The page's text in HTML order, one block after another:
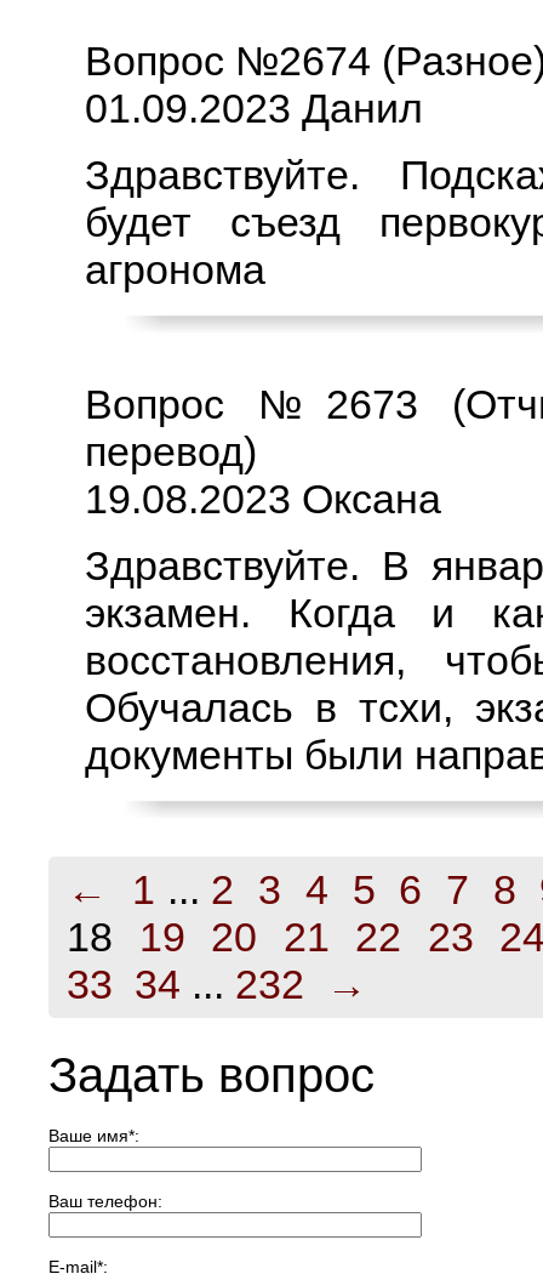
Вопрос №2674
01.09.2023 Данил
Здравствуйте.
будет съезд
агронома
Вопрос №2673
перевод)
19.08.2023 Оксана
Здравствуйте. В
экзамен. Когда и
восстановления,
Обучалась в тсхи,
документы были
← 1 ... 2 3 4 5 6 7 8
18
19 20 21 22 23
33 34 ... 232 →
Задать вопрос
Ваше имя*:
Ваш телефон:
E-mail*: